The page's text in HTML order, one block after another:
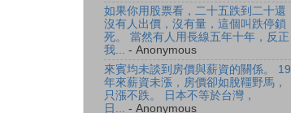
如果你用股票看，二十五跌到二十還
沒有人出價，沒有量，這個叫跌停鎖
死。 當然有人用長線五年十年，反正
我...
- Anonymous
來賓均未談到房價與薪資的關係。 19
年來薪資未漲，房價卻如脫韁野馬，
只漲不跌。 日本不等於台灣，
日...
- Anonymous